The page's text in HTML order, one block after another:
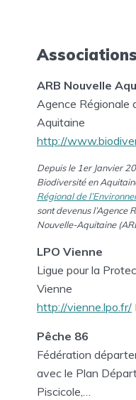
ARB Nouvelle
Agence Régionale
Aquitaine
http://
Depuis le 1er Janvier
Biodiversité en
Régional de
sont devenus l’Agence
Nouvelle-Aquitaine
LPO Vienne
Ligue pour la
Vienne
http://vienne.lpo.fr/
Pêche 86
Fédération
avec le Plan
Piscicole,…